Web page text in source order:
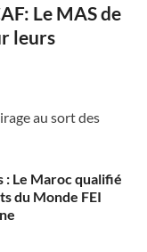
Le MAS de
leurs
au sort des
: Le Maroc qualifié
du Monde FEI